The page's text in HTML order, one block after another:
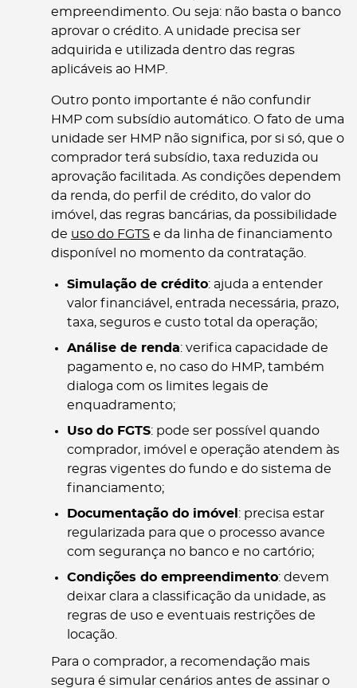
empreendimento. Ou seja: não basta o banco
aprovar o crédito. A unidade precisa ser
adquirida e utilizada dentro das regras
aplicáveis ao HMP.
Outro ponto importante é não confundir
HMP com subsídio automático. O fato de uma
unidade ser HMP não significa, por si só, que o
comprador terá subsídio, taxa reduzida ou
aprovação facilitada. As condições dependem
da renda, do perfil de crédito, do valor do
imóvel, das regras bancárias, da possibilidade
de uso do FGTS e da linha de financiamento
disponível no momento da contratação.
Simulação de crédito: ajuda a entender
valor financiável, entrada necessária, prazo,
taxa, seguros e custo total da operação;
Análise de renda: verifica capacidade de
pagamento e, no caso do HMP, também
dialoga com os limites legais de
enquadramento;
Uso do FGTS: pode ser possível quando
comprador, imóvel e operação atendem às
regras vigentes do fundo e do sistema de
financiamento;
Documentação do imóvel : precisa estar
regularizada para que o processo avance
com segurança no banco e no cartório;
Condições do empreendimento: devem
deixar clara a classificação da unidade, as
regras de uso e eventuais restrições de
locação.
Para o comprador, a recomendação mais
segura é simular cenários antes de assinar o